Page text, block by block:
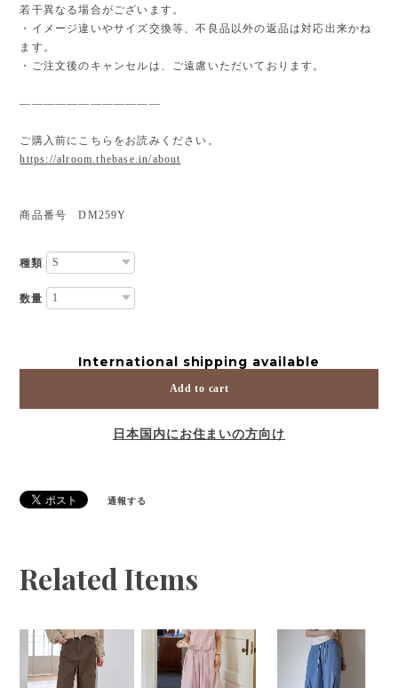
若干異なる場合がございます。
・イメージ違いやサイズ交換等、不良品以外の返品は対応出来かね
ます。
・ご注文後のキャンセルは、ご遠慮いただいております。
————————————
ご購入前にこちらをお読みください。
https://alroom.thebase.in/about
商品番号 DM259Y
種類
数量
International shipping available
Add to cart
日本国内にお住まいの方向け
通報する
Related Items